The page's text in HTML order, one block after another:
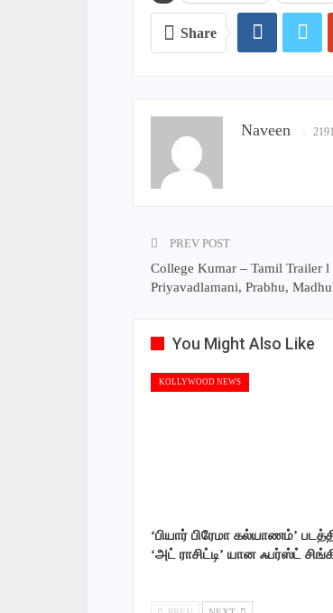
Share
Naveen
PREV POST
College Kumar – Tamil Trailer l
Priyavadlamani, Prabhu,
You Might Also Like
KOLLYWOOD NEWS
‘பியார் பிரேமா கல்யாணம்’
‘அட் ராசிட்டி’ யான ஃபர்ஸ்ட்